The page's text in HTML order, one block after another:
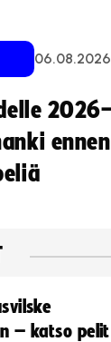
06.08.2026
ennen
– katso pelit